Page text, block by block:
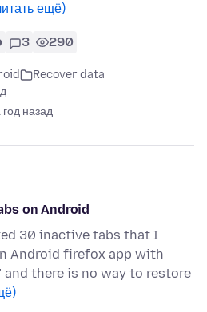
ещё)
3 290
Recover data
год назад
on Android
30 inactive tabs that I
Android firefox app with
there is no way to restore